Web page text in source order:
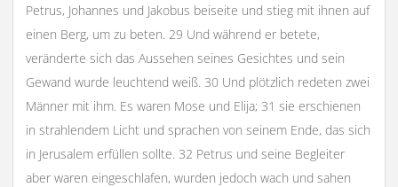
Petrus, Johannes und Jakobus beiseite und stieg mit ihnen auf
einen Berg, um zu beten. 29 Und während er betete,
veränderte sich das Aussehen seines Gesichtes und sein
Gewand wurde leuchtend weiß. 30 Und plötzlich redeten zwei
Männer mit ihm. Es waren Mose und Elija; 31 sie erschienen
in strahlendem Licht und sprachen von seinem Ende, das sich
in Jerusalem erfüllen sollte. 32 Petrus und seine Begleiter
aber waren eingeschlafen, wurden jedoch wach und sahen